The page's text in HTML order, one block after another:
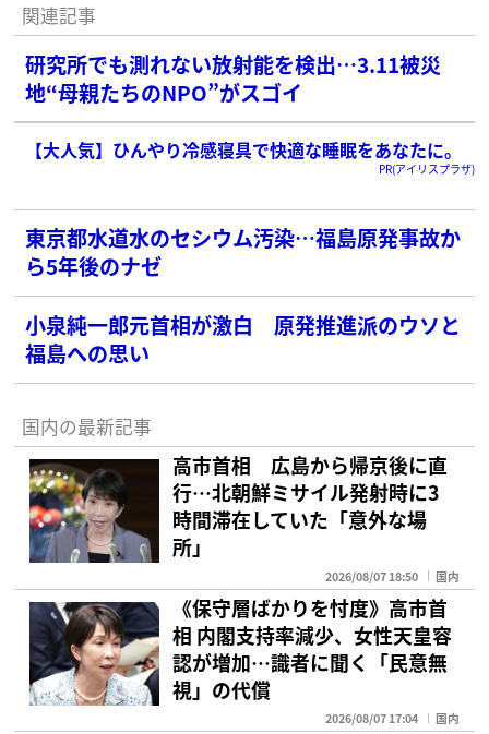
関連記事
研究所でも測れない放射能を検出…3.11被災
地“母親たちのNPO”がスゴイ
【大人気】ひんやり冷感寝具で快適な睡眠をあなたに。
PR(アイリスプラザ)
東京都水道水のセシウム汚染…福島原発事故か
ら5年後のナゼ
小泉純一郎元首相が激白 原発推進派のウソと
福島への思い
国内の最新記事
高市首相 広島から帰京後に直
行…北朝鮮ミサイル発射時に3
時間滞在していた「意外な場
所」
2026/08/07 18:50 国内
《保守層ばかりを忖度》高市首
相 内閣支持率減少、女性天皇容
認が増加…識者に聞く「民意無
視」の代償
2026/08/07 17:04 国内